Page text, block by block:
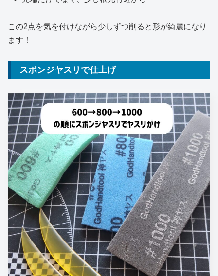
この2点を気を付けながら少しずつ削ると形が綺麗になり
ます！
スポンジヤスリで仕上げ